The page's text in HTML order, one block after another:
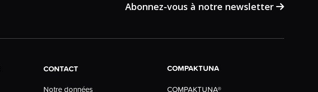
Abonnez-vous à notre newsletter
CONTACT
Notre données
COMPAKTUNA
COMPAKTUNA®